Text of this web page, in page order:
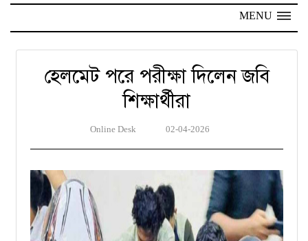
MENU
হেলমেট পরে পরীক্ষা দিলেন জবি
শিক্ষার্থীরা
Online Desk 02-04-2026